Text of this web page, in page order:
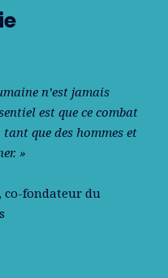
n’est jamais
est que ce combat
que des hommes et
»
co-fondateur du